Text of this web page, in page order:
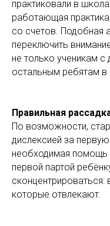
практиковали в
работающая
со счетов. Подобная
переключить
не только ученикам с
остальным ребятам в
Правильная
По возможности,
дислексией за
необходимая помощь
первой партой
которые отвлекают.